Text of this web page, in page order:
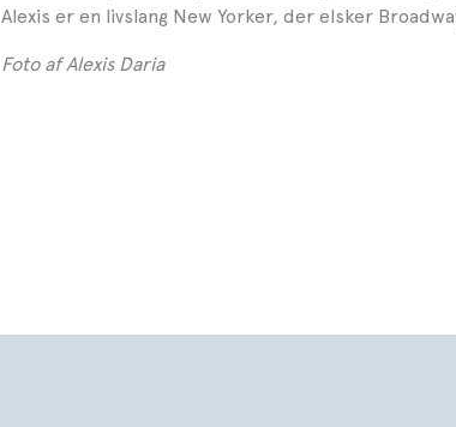
Alexis er en livslang New Yorker, der elsker
Foto af Alexis Daria